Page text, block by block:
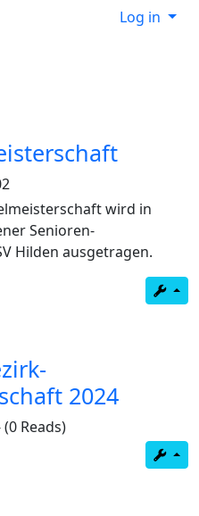
Log in
wird in
Senioren-
Hilden ausgetragen.
2024
(0 Reads)